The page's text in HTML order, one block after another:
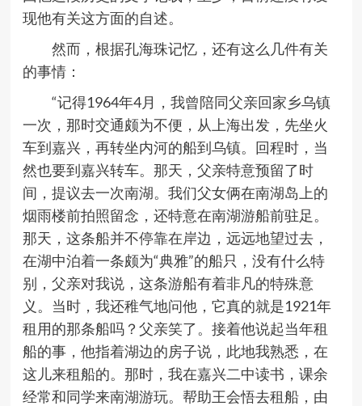
现他有关这方面的自述。
然而，根据孔海珠记忆，还有这么几件有关
的事情：
“记得1964年4月，我曾陪同父亲回家乡乌镇
一次，那时交通颇为不便，从上海出发，先坐火
车到嘉兴，再转坐内河的船到乌镇。回程时，当
然也要到嘉兴转车。那天，父亲特意预留了时
间，提议去一次南湖。我们父女俩在南湖岛上的
烟雨楼前拍照留念，还特意在南湖游船前驻足。
那天，这条船并不停靠在岸边，远远地望过去，
在湖中泊着一条颇为“典雅”的船只，没有什么特
别，父亲对我说，这条游船有着非凡的特殊意
义。当时，我还稚气地问他，它真的就是1921年
租用的那条船吗？父亲笑了。接着他说起当年租
船的事，他指着湖边的房子说，此地我熟悉，在
这儿来租船的。那时，我在嘉兴二中读书，课余
经常和同学来南湖游玩。帮助王会悟去租船，由